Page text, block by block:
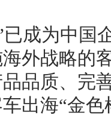
已成为中国
外战略的
品质、完
出海“金